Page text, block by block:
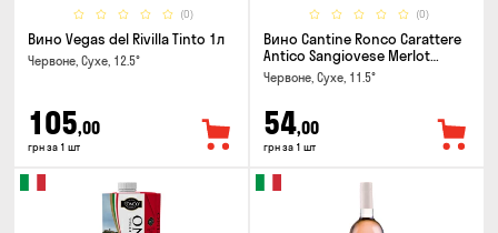
(0)
Вино Vegas del Rivilla Tinto 1л
Червоне, Сухе, 12.5°
105,00
грн за 1 шт
(0)
Вино Cantine Ronco Carattere
Antico Sangiovese Merlot
Rubicone IGT 0.25л
Червоне, Сухе, 11.5°
54,00
грн за 1 шт